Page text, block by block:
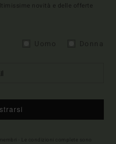
novità e delle offerte